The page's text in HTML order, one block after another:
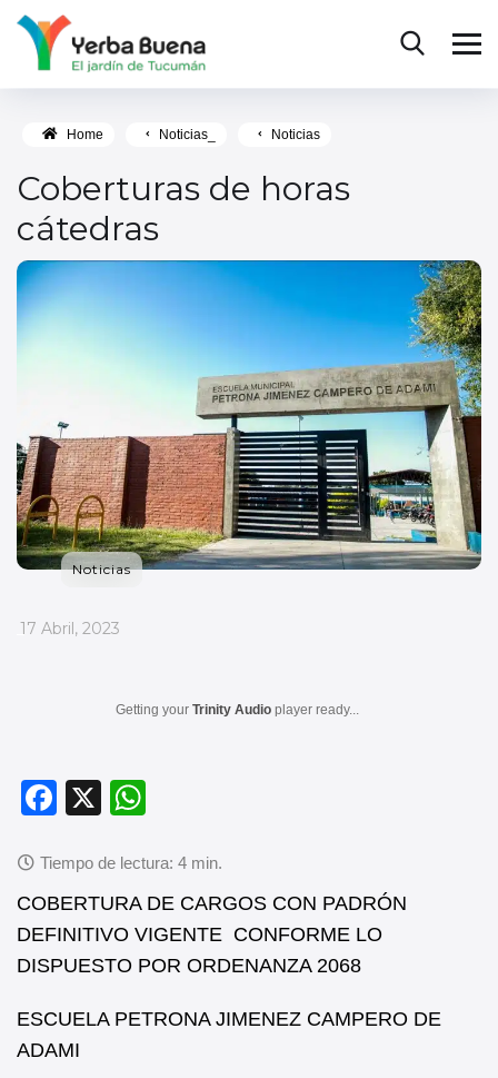
Home Noticias_ Noticias
Coberturas de horas
cátedras
Noticias
_
17 Abril, 2023
Getting your Trinity Audio player ready...
F
c
e
b
o
o
k
X
at
s
A
p
p
COBERTURA DE CARGOS CON PADRÓN
DEFINITIVO VIGENTE CONFORME LO
DISPUESTO POR ORDENANZA 2068
ESCUELA PETRONA JIMENEZ CAMPERO DE
ADAMI